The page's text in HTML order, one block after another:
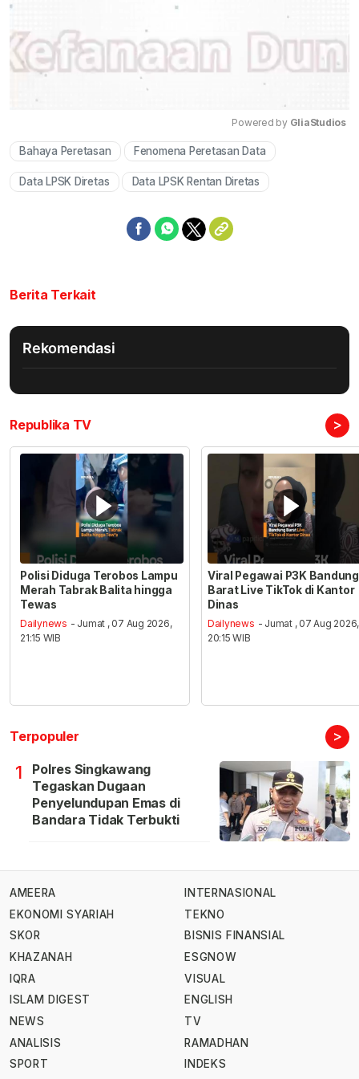
Powered by GliaStudios
Bahaya Peretasan Fenomena Peretasan Data
Data LPSK Diretas Data LPSK Rentan Diretas
Berita Terkait
Rekomendasi
Republika TV >
Polisi Diduga Terobos Lampu
Merah Tabrak Balita hingga
Tewas
Dailynews - Jumat , 07 Aug 2026,
21:15 WIB
Viral Pegawai P3K Bandung
Barat Live TikTok di Kantor
Dinas
Dailynews - Jumat , 07 Aug 2026,
20:15 WIB
Terpopuler >
1
Polres Singkawang
Tegaskan Dugaan
Penyelundupan Emas di
Bandara Tidak Terbukti
AMEERA
EKONOMI SYARIAH
SKOR
KHAZANAH
IQRA
ISLAM DIGEST
NEWS
ANALISIS
SPORT
INTERNASIONAL
TEKNO
BISNIS FINANSIAL
ESGNOW
VISUAL
ENGLISH
TV
RAMADHAN
INDEKS